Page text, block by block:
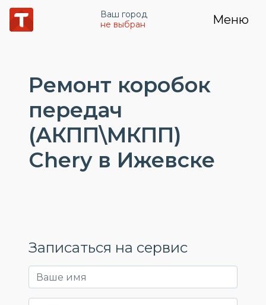
Ваш город
не выбран
Меню
Ремонт коробок
передач
(АКПП\МКПП)
Chery в Ижевске
Записаться на сервис